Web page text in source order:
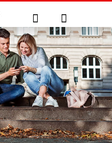
Suche Anmelden